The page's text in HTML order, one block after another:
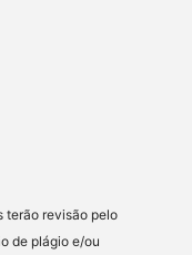
terão revisão pelo
de plágio e/ou